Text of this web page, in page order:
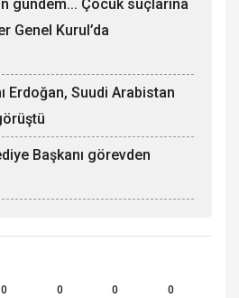
gündem... Çocuk suçlarına
Genel Kurul’da
Erdoğan, Suudi Arabistan
Başkanı görevden
0 0 0 0